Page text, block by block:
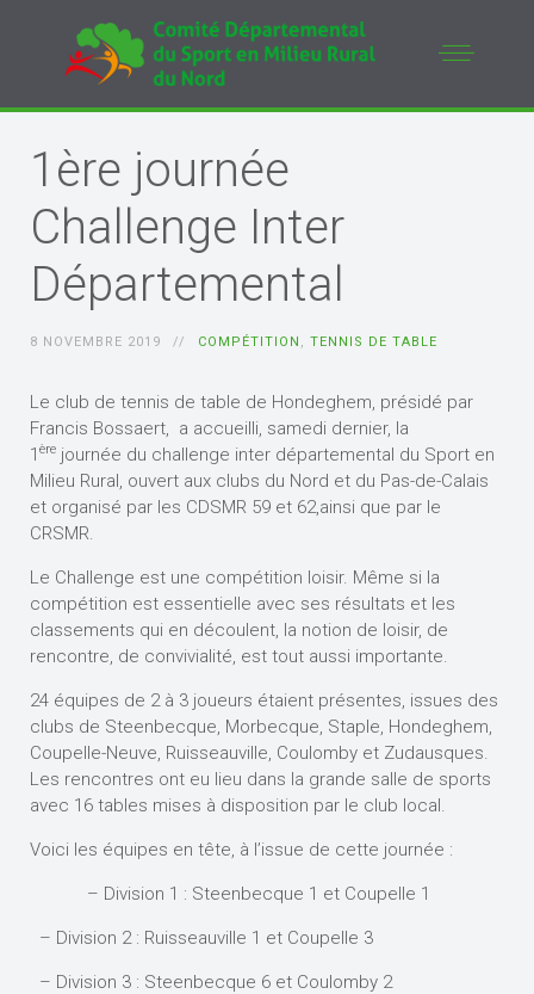
1ère journée
Challenge Inter
Départemental
8 NOVEMBRE 2019 COMPÉTITION , TENNIS DE TABLE
Le club de tennis de table de Hondeghem, présidé par
Francis Bossaert, a accueilli, samedi dernier, la
1 ère journée du challenge inter départemental du Sport en
Milieu Rural, ouvert aux clubs du Nord et du Pas-de-Calais
et organisé par les CDSMR 59 et 62,ainsi que par le
CRSMR.
Le Challenge est une compétition loisir. Même si la
compétition est essentielle avec ses résultats et les
classements qui en découlent, la notion de loisir, de
rencontre, de convivialité, est tout aussi importante.
24 équipes de 2 à 3 joueurs étaient présentes, issues des
clubs de Steenbecque, Morbecque, Staple, Hondeghem,
Coupelle-Neuve, Ruisseauville, Coulomby et Zudausques.
Les rencontres ont eu lieu dans la grande salle de sports
avec 16 tables mises à disposition par le club local.
Voici les équipes en tête, à l’issue de cette journée :
– Division 1 : Steenbecque 1 et Coupelle 1
– Division 2 : Ruisseauville 1 et Coupelle 3
– Division 3 : Steenbecque 6 et Coulomby 2